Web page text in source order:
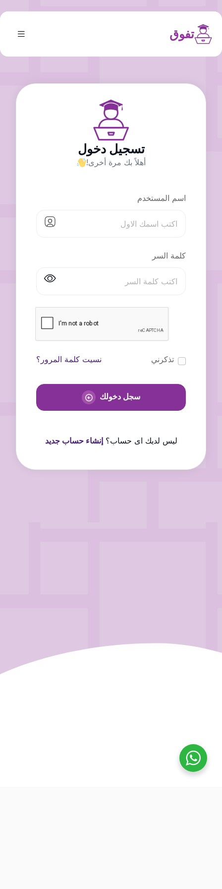
تفوق
تسجيل دخول
أهلاً بك مرة أخرى!
اسم المستخدم
كلمة السر
تذكرني نسيت كلمة المرور؟
سجل دخولك
ليس لديك اى حساب؟إنشاء حساب جديد